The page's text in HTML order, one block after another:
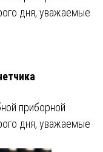
дня, уважаемые
приборной
дня, уважаемые